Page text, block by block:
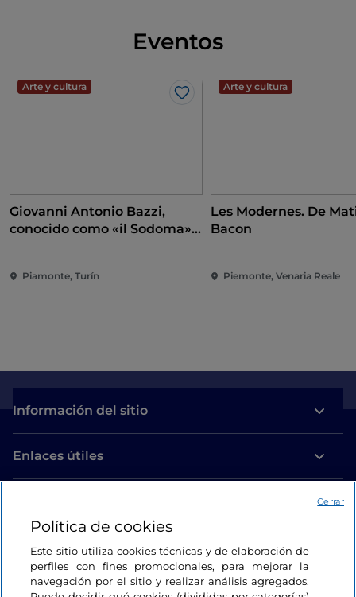
Eventos
Arte y cultura
Me gusta
Giovanni Antonio Bazzi,
conocido como «il Sodoma».
Piamonte, Turín
Arte y cultura
Les Modernes. De
Bacon
Piemonte, Venaria Reale
Información del sitio
Enlaces útiles
Estamos en contacto
Política de cookies
Este sitio utiliza cookies técnicas y de elaboración de
perfiles con fines promocionales, para mejorar la
navegación por el sitio y realizar análisis agregados.
Cerrar